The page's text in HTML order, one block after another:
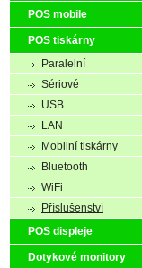
POS mobile
POS tiskárny
Paralelní
Sériové
USB
LAN
Mobilní tiskárny
Bluetooth
WiFi
Příslušenství
POS displeje
Dotykové monitory